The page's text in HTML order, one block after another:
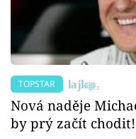
TOPSTAR
Nová naděje
by prý začít chodit!